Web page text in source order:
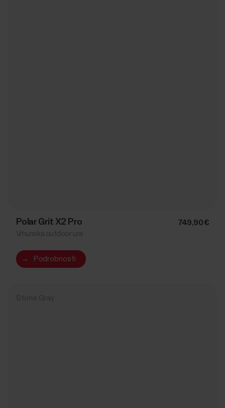
Polar Grit X2 Pro 749,90 €
→ Podrobnosti